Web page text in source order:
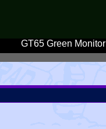
GT65 Green Monitor